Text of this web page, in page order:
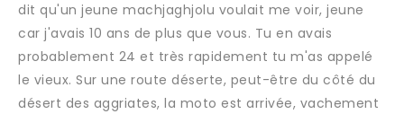
dit qu'un jeune machjaghjolu voulait me voir, jeune
car j'avais 10 ans de plus que vous. Tu en avais
probablement 24 et très rapidement tu m'as appelé
le vieux. Sur une route déserte, peut-être du côté du
désert des aggriates, la moto est arrivée, vachement